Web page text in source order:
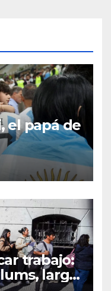
el papá de
trabajo:
larga